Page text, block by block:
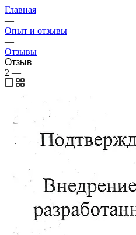
Главная
—
Опыт и отзывы
—
Отзывы
Отзыв
2 —